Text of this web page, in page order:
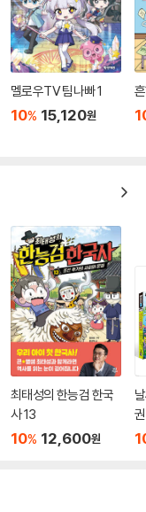
멜로우TV 팀나빠 1
10% 15,120원
최태성의 한능검 한국
사 13
10% 12,600원